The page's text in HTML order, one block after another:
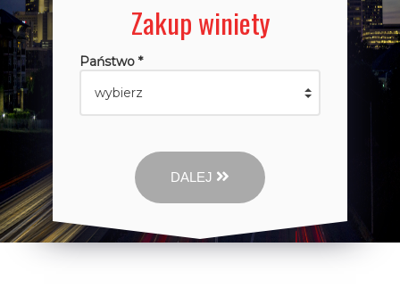
Zakup winiety
Państwo *
DALEJ